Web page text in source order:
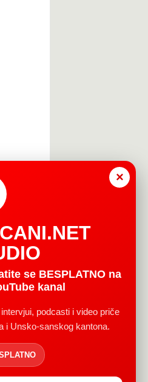
×
se BESPLATNO na
kanal
podcasti i video priče
i Unsko-sanskog kantona.